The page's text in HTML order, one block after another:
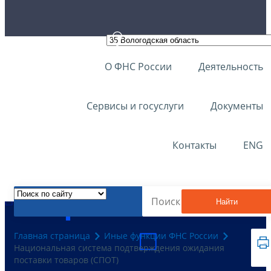
О ФНС России Деятельность
Сервисы и госуслуги Документы
Контакты ENG
Найти
Главная страница
Иные функции ФНС России
Национальная система подтверждения ожидания
поставки товаров (СПОТ)